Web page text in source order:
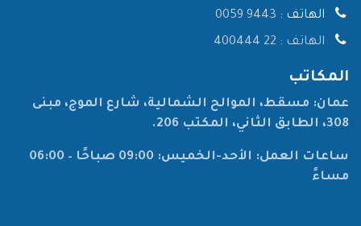
الهاتف :
الهاتف :
المكاتب
عمان: مسقط، الموالح الشمالية، شارع الموج، مبنى
308، الطابق الثاني، المكتب 206.
ساعات العمل: الأحد-الخميس: 09:00 صباحًا – 06:00
مساءً